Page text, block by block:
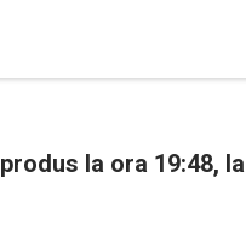
la ora 19:48, la